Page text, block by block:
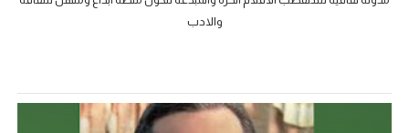
والادب